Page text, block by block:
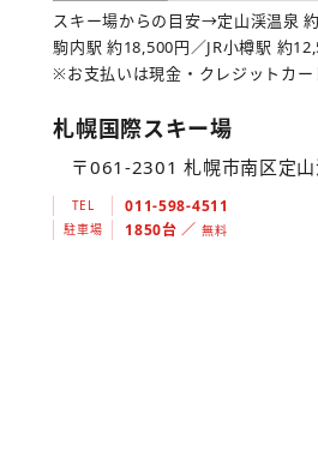
スキー場からの目安→定山渓温泉
駒内駅 約18,500円／JR小樽駅 約
※お支払いは現金・クレジットカー
札幌国際スキー場
〒061-2301 札幌市南区定
TEL 011-598-4511
駐車場 1850台 ／ 無料